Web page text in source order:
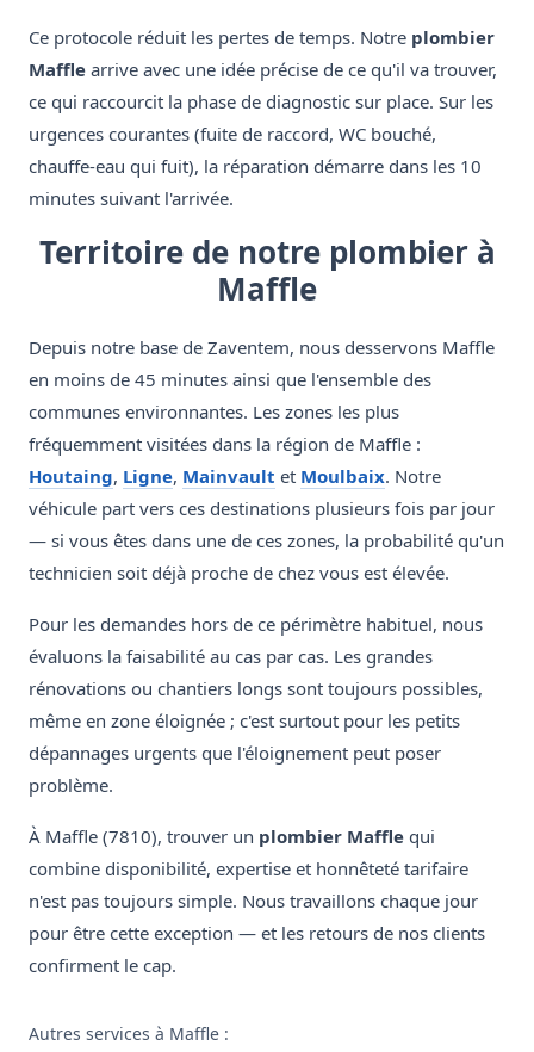
Ce protocole réduit les pertes de temps. Notre plombier
Maffle arrive avec une idée précise de ce qu'il va trouver,
ce qui raccourcit la phase de diagnostic sur place. Sur les
urgences courantes (fuite de raccord, WC bouché,
chauffe-eau qui fuit), la réparation démarre dans les 10
minutes suivant l'arrivée.
Territoire de notre plombier à
Maffle
Depuis notre base de Zaventem, nous desservons Maffle
en moins de 45 minutes ainsi que l'ensemble des
communes environnantes. Les zones les plus
fréquemment visitées dans la région de Maffle :
Houtaing, Ligne, Mainvault et Moulbaix. Notre
véhicule part vers ces destinations plusieurs fois par jour
— si vous êtes dans une de ces zones, la probabilité qu'un
technicien soit déjà proche de chez vous est élevée.
Pour les demandes hors de ce périmètre habituel, nous
évaluons la faisabilité au cas par cas. Les grandes
rénovations ou chantiers longs sont toujours possibles,
même en zone éloignée ; c'est surtout pour les petits
dépannages urgents que l'éloignement peut poser
problème.
À Maffle (7810), trouver un plombier Maffle qui
combine disponibilité, expertise et honnêteté tarifaire
n'est pas toujours simple. Nous travaillons chaque jour
pour être cette exception — et les retours de nos clients
confirment le cap.
Autres services à Maffle :